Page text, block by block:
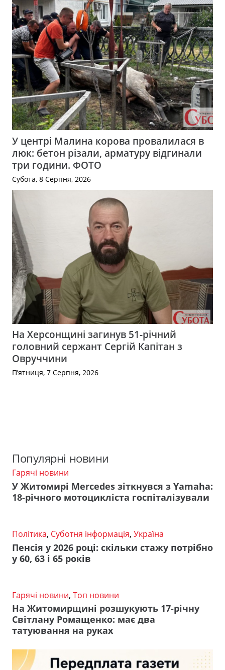
У центрі Малина корова провалилася в
люк: бетон різали, арматуру відгинали
три години. ФОТО
Субота, 8 Серпня, 2026
На Херсонщині загинув 51-річний
головний сержант Сергій Капітан з
Овруччини
П’ятниця, 7 Серпня, 2026
Популярні новини
Гарячі новини
У Житомирі Mercedes зіткнувся з Yamaha:
18-річного мотоцикліста госпіталізували
Політика, Суботня інформація, Україна
Пенсія у 2026 році: скільки стажу потрібно
у 60, 63 і 65 років
Гарячі новини, Топ новини
На Житомирщині розшукують 17-річну
Світлану Ромащенко: має два
татуювання на руках